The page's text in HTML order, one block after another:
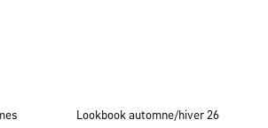
Lookbook automne/hiver 26